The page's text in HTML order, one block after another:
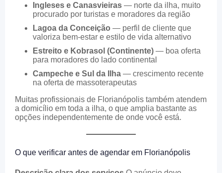
Ingleses e Canasvieiras — norte da ilha, muito
procurado por turistas e moradores da região
Lagoa da Conceição — perfil de cliente que
valoriza bem-estar e estilo de vida alternativo
Estreito e Kobrasol (Continente) — boa oferta
para moradores do lado continental
Campeche e Sul da Ilha — crescimento recente
na oferta de massoterapeutas
Muitas profissionais de Florianópolis também atendem
a domicílio em toda a ilha, o que amplia bastante as
opções independentemente de onde você está.
O que verificar antes de agendar em Florianópolis